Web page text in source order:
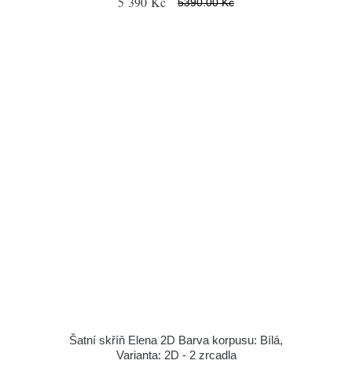
Šatní skříň Elena 2D Barva korpusu: Bílá,
Varianta: 2D - 2 zrcadla